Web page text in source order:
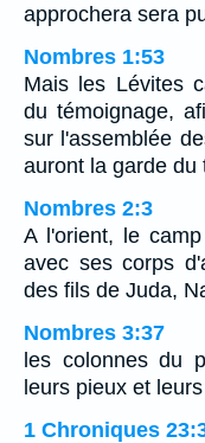
approchera sera
Nombres 1:53
Mais les Lévites
du témoignage,
sur l'assemblée
auront la garde du
Nombres 2:3
A l'orient, le
avec ses corps
des fils de Juda,
Nombres 3:37
les colonnes du
leurs pieux et
1 Chroniques